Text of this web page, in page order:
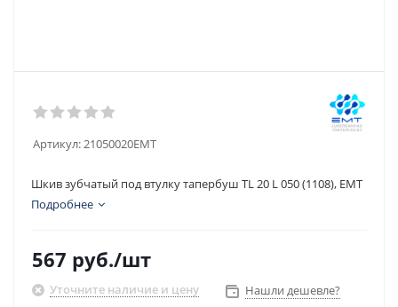
Артикул:21050020EMT
Шкив зубчатый под втулку тапербуш TL 20 L 050 (1108), EMT
Подробнее
567 руб./шт
Уточните наличие и цену Нашли дешевле?